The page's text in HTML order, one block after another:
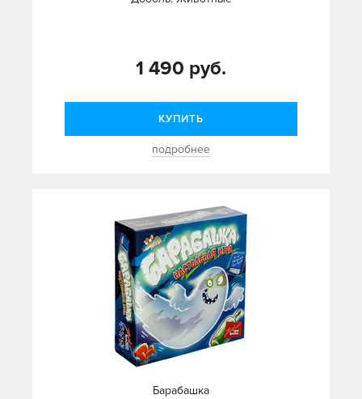
1 490 руб.
КУПИТЬ
подробнее
Барабашка